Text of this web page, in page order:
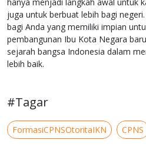
juga untuk berbuat lebih bagi
bagi Anda yang memiliki impian
pembangunan Ibu Kota Negara
sejarah bangsa Indonesia dalam
lebih baik.
#Tagar
FormasiCPNSOtoritaIKN CPNS